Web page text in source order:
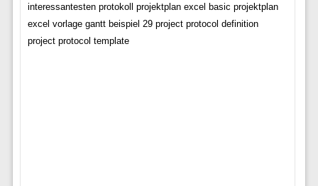
interessantesten protokoll projektplan excel basic projektplan
excel vorlage gantt beispiel 29 project protocol definition
project protocol template